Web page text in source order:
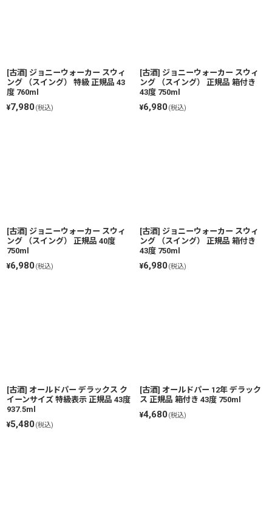
[古酒] ジョニーウォーカー スウィ
ング （スイング） 特級 正規品 43
度 760ml
¥7,980(税込)
[古酒] ジョニーウォーカー スウィ
ング （スイング） 正規品 箱付き
43度 750ml
¥6,980(税込)
[古酒] ジョニーウォーカー スウィ
ング （スイング） 正規品 40度
750ml
¥6,980(税込)
[古酒] ジョニーウォーカー スウィ
ング （スイング） 正規品 箱付き
43度 750ml
¥6,980(税込)
[古酒] オールドパー デラックス ク
イーンサイズ 特級表示 正規品 43度
937.5ml
¥5,480(税込)
[古酒] オールドパー 12年 デラック
ス 正規品 箱付き 43度 750ml
¥4,680(税込)